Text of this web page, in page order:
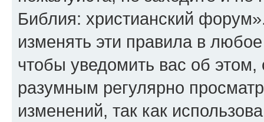
Библия: христианский
изменять эти правила в
чтобы уведомить вас об
разумным регулярно
изменений, так как